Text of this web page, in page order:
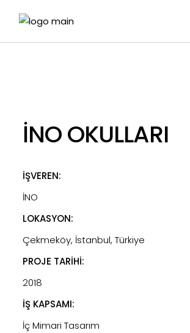
İNO OKULLARI
İŞVEREN:
İNO
LOKASYON:
Çekmeköy, İstanbul, Türkiye
PROJE TARİHİ:
2018
İŞ KAPSAMI:
İç Mimari Tasarım